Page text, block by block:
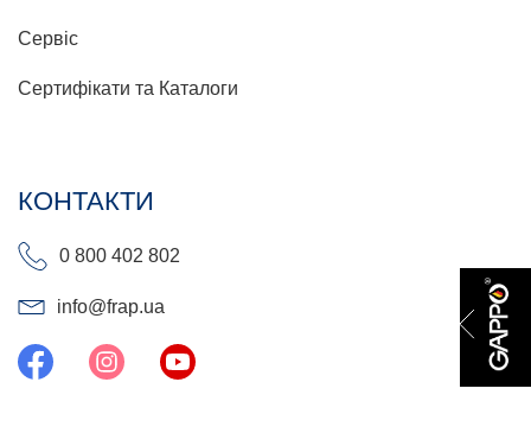
Сервіс
Сертифікати та Каталоги
КОНТАКТИ
0 800 402 802
info@frap.ua